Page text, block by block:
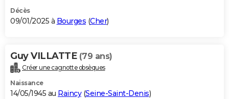
Décès
09/01/2025 à Bourges (Cher)
Guy VILLATTE (79 ans)
Créer une cagnotte obsèques
Naissance
14/05/1945 au Raincy(Seine-Saint-Denis)